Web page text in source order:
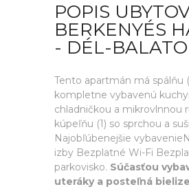
POPIS
BERKENYÉS
- DÉL-
Tento apartmán má spálňu
kompletne vybavenú
chladničkou a mikrovlnnou
kúpeľňu (1) so sprchou a
Najobľúbenejšie
izby Bezplatné Wi-Fi
parkovisko. Súčasťou
uteráky a posteľná